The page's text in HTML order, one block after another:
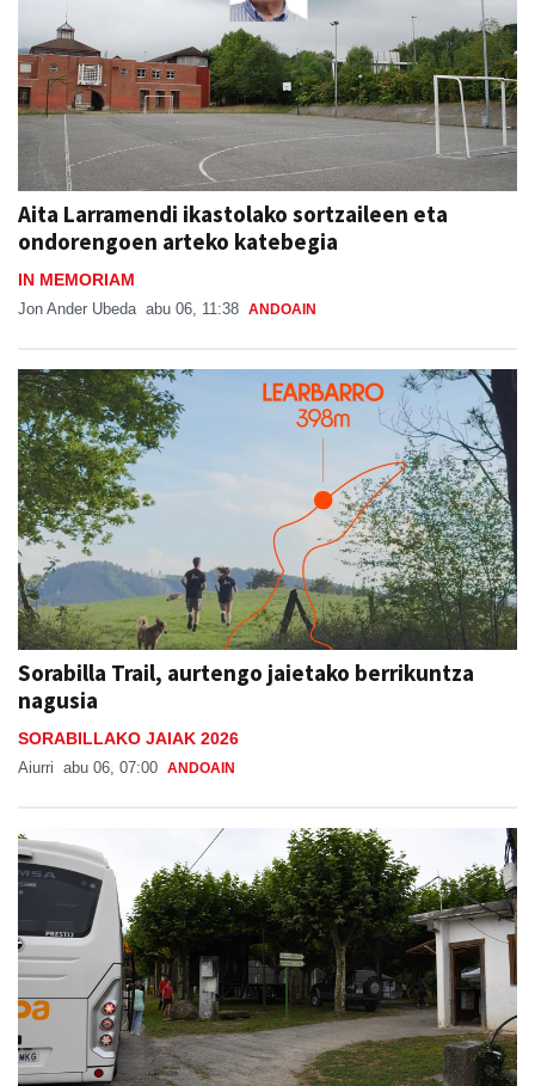
Aita Larramendi ikastolako sortzaileen eta
ondorengoen arteko katebegia
IN MEMORIAM
Jon Ander Ubeda abu 06, 11:38 ANDOAIN
Sorabilla Trail, aurtengo jaietako berrikuntza
nagusia
SORABILLAKO JAIAK 2026
Aiurri abu 06, 07:00 ANDOAIN